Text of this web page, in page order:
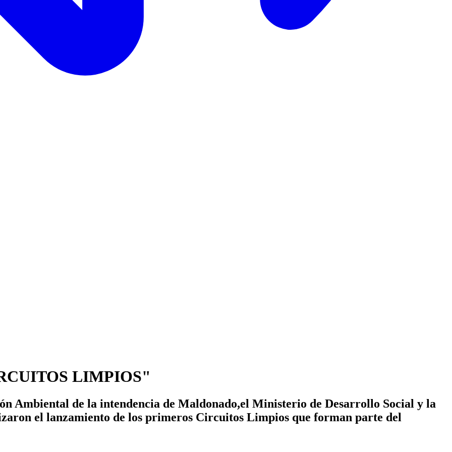
LIMPIOS"
Ambiental de la intendencia de Maldonado,el Ministerio de Desarrollo Social y la
el lanzamiento de los primeros Circuitos Limpios que forman parte del